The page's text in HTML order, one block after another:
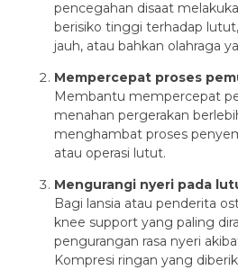
pencegahan disaat
berisiko tinggi terhadap
jauh, atau bahkan olahraga
Mempercepat proses
Membantu mempercepat
menahan pergerakan
menghambat proses
atau operasi lutut.
Mengurangi nyeri pada
Bagi lansia atau penderita
knee support yang paling
pengurangan rasa nyeri
Kompresi ringan yang